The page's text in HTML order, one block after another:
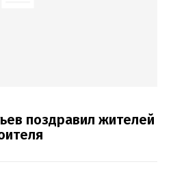
поздравил жителей